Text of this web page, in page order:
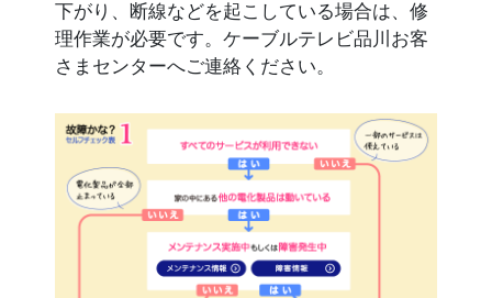
下がり、断線などを起こしている場合は、修
理作業が必要です。ケーブルテレビ品川お客
さまセンターへご連絡ください。